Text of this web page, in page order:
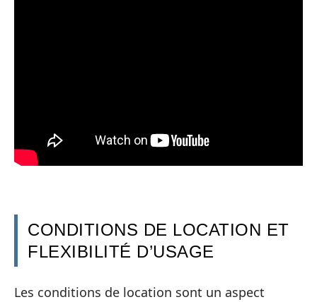
CONDITIONS DE LOCATION ET
FLEXIBILITÉ D’USAGE
Les conditions de location sont un aspect